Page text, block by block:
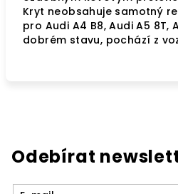
Kryt neobsahuje samotný
pro Audi A4 B8, Audi A5 8T,
dobrém stavu, pochází z
Odebírat